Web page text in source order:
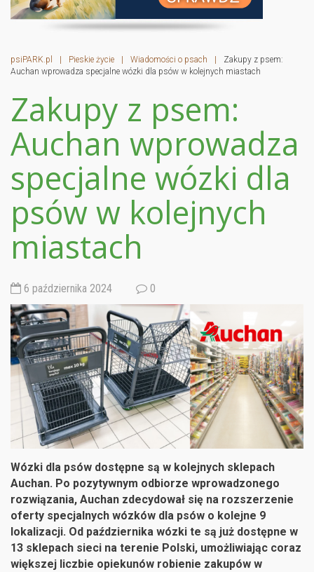
psiPARK.pl | Pieskie życie | Wiadomości o psach |
Zakupy z psem:
Auchan wprowadza specjalne wózki dla psów w kolejnych miastach
Zakupy z psem:
Auchan wprowadza
specjalne wózki dla
psów w kolejnych
miastach
6 października 2024 0
Wózki dla psów dostępne są w kolejnych sklepach
Auchan. Po pozytywnym odbiorze wprowadzonego
rozwiązania, Auchan zdecydował się na rozszerzenie
oferty specjalnych wózków dla psów o kolejne 9
lokalizacji. Od października wózki te są już dostępne w
13 sklepach sieci na terenie Polski, umożliwiając coraz
większej liczbie opiekunów robienie zakupów w